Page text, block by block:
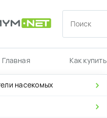
Главная Как купить
насекомых